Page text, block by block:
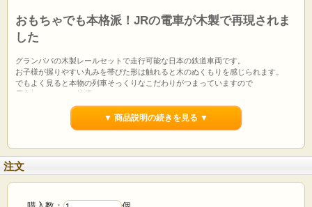
おもちゃでも本格派！JRの電車が木製で再現されま
した
グランパパの木製レールセットで走行可能な日本の鉄道車両です。
お子様が握りやすい丸みを帯びた形は触れると木のぬくもりを感じられます。
でもよく見ると本物の列車そっくりなこだわりがつまっていますので
電車好きさんにも納得のクオリティ。
日本の電車が大好きな子供たちに大人気なだけでなく
大人がデスクに飾ってもインテリアとして楽しめる素敵なおもちゃです。
N700系（S・R編成）は九州新幹線の「みずほ」「さくら」として主に活躍する新
幹線です。
九州新幹線と一部山陽新幹線直通の運用となっています。
新大阪駅以南にしか走っていないため、九州に行かないと会えないレアな新幹線
▼ 商品説明の続きを見る ▼
注文